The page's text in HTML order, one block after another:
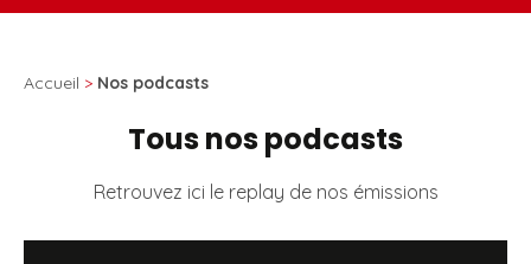
Accueil > Nos podcasts
Tous nos podcasts
Retrouvez ici le replay de nos émissions